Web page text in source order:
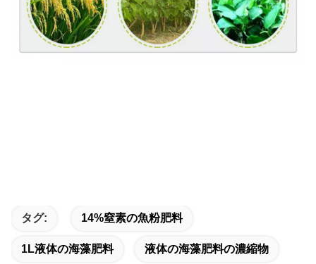
タグ: 14%窒素の魚粉肥料
1L液体の海藻肥料 液体の海藻肥料の濃縮物